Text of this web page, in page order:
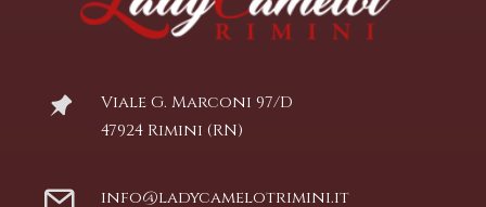
Viale G. Marconi 97/D
47924 Rimini (RN)
info@ladycamelotrimini.it